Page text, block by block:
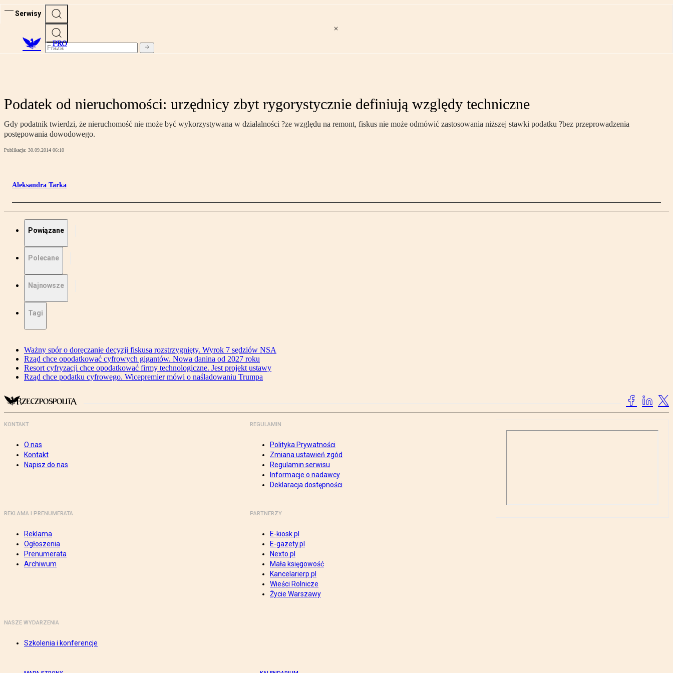
Serwisy
PRO
Podatek od nieruchomości: urzędnicy zbyt rygorystycznie definiują względy techniczne
Gdy podatnik twierdzi, że nieruchomość nie może być wykorzystywana w działalności ?ze względu na remont, fiskus nie może odmówić zastosowania niższej stawki podatku ?bez przeprowadzenia
postępowania dowodowego.
Publikacja: 30.09.2014 06:10
Aleksandra Tarka
Powiązane
Polecane
Najnowsze
Tagi
Ważny spór o doręczanie decyzji fiskusa rozstrzygnięty. Wyrok 7 sędziów NSA
Rząd chce opodatkować cyfrowych gigantów. Nowa danina od 2027 roku
Resort cyfryzacji chce opodatkować firmy technologiczne. Jest projekt ustawy
Rząd chce podatku cyfrowego. Wicepremier mówi o naśladowaniu Trumpa
KONTAKT
O nas
Kontakt
Napisz do nas
REGULAMIN
Polityka Prywatności
Zmiana ustawień zgód
Regulamin serwisu
Informacje o nadawcy
Deklaracja dostępności
REKLAMA I PRENUMERATA
Reklama
Ogłoszenia
Prenumerata
Archiwum
PARTNERZY
E-kiosk.pl
E-gazety.pl
Nexto.pl
Mała księgowość
Kancelarierp.pl
Wieści Rolnicze
Życie Warszawy
NASZE WYDARZENIA
Szkolenia i konferencje